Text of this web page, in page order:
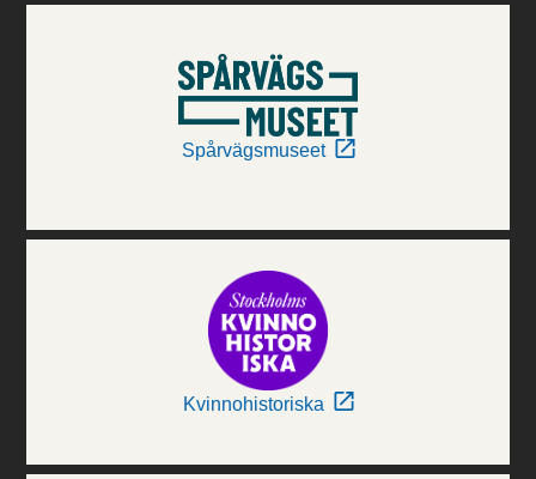
Spårvägsmuseet
Kvinnohistoriska